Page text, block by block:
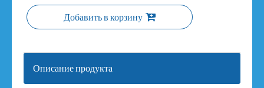
Добавить в корзину
Описание продукта